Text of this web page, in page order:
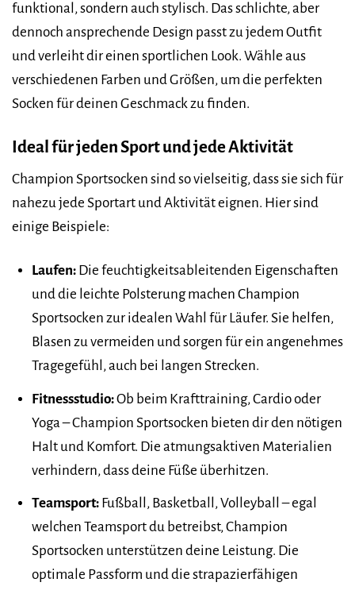
funktional, sondern auch stylisch. Das schlichte, aber
dennoch ansprechende Design passt zu jedem Outfit
und verleiht dir einen sportlichen Look. Wähle aus
verschiedenen Farben und Größen, um die perfekten
Socken für deinen Geschmack zu finden.
Ideal für jeden Sport und jede Aktivität
Champion Sportsocken sind so vielseitig, dass sie sich für
nahezu jede Sportart und Aktivität eignen. Hier sind
einige Beispiele:
Laufen:Die feuchtigkeitsableitenden Eigenschaften
und die leichte Polsterung machen Champion
Sportsocken zur idealen Wahl für Läufer. Sie helfen,
Blasen zu vermeiden und sorgen für ein angenehmes
Tragegefühl, auch bei langen Strecken.
Fitnessstudio:Ob beim Krafttraining, Cardio oder
Yoga – Champion Sportsocken bieten dir den nötigen
Halt und Komfort. Die atmungsaktiven Materialien
verhindern, dass deine Füße überhitzen.
Teamsport:Fußball, Basketball, Volleyball – egal
welchen Teamsport du betreibst, Champion
Sportsocken unterstützen deine Leistung. Die
optimale Passform und die strapazierfähigen